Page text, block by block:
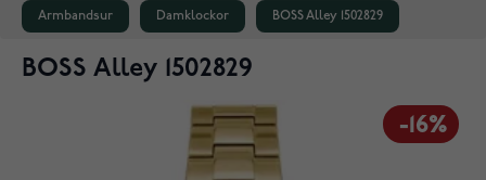
Armbandsur Damklockor BOSS Alley 1502829
BOSS Alley 1502829
-16%